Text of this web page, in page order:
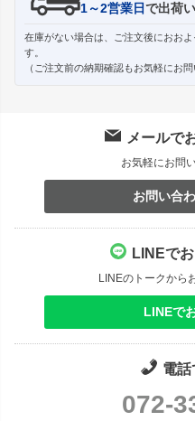
1～2営業日で出荷
在庫がない場合は、ご注文後におお
す。
（ご注文前の納期確認もお気軽にお
メールで
お気軽にお問
お問い合
LINEで
LINEのトークから
LINEで
電話
072-